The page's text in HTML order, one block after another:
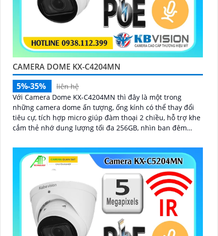
CAMERA DOME KX-C4204MN
5%-35%
liên hệ
Với Camera Dome KX-C4204MN thì đây là một trong
những camera dome ấn tượng, ống kính có thể thay đổi
tiêu cự, tích hợp micro giúp đàm thoại 2 chiều, hỗ trợ khe
cắm thẻ nhớ dung lượng tối đa 256GB, nhìn ban đêm